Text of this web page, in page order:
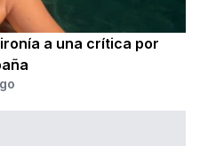
a una crítica por